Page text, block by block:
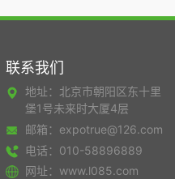
联系我们
地址：北京市朝阳区东十里
堡1号未来时大厦4层
邮箱：expotrue@126.com
电话：010-58896889
网址：www.l085.com